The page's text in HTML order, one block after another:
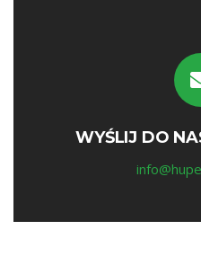
WYŚLIJ DO